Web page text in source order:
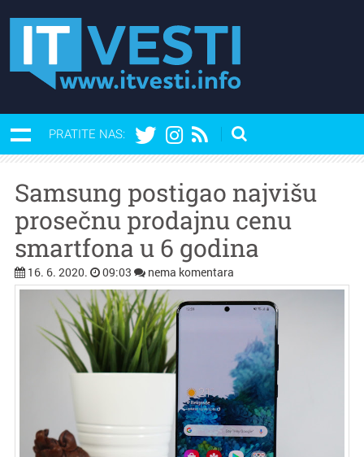
PRATITE NAS:
Samsung postigao najvišu
prosečnu prodajnu cenu
smartfona u 6 godina
16. 6. 2020. 09:03 nema komentara